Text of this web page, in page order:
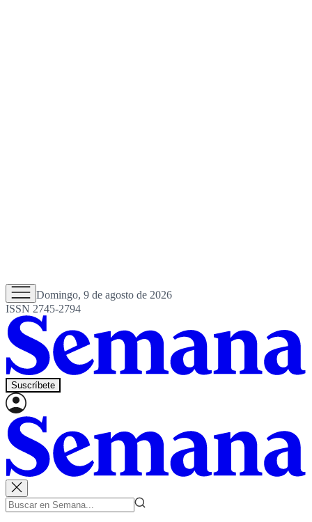
Domingo, 9 de agosto de 2026
ISSN 2745-2794
Suscríbete